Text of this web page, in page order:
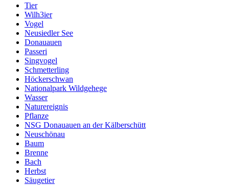
Tier
Wilh3ier
Vogel
Neusiedler See
Donauauen
Passeri
Singvogel
Schmetterling
Höckerschwan
Nationalpark Wildgehege
Wasser
Naturereignis
Pflanze
NSG Donauauen an der Kälberschütt
Neuschönau
Baum
Brenne
Bach
Herbst
Säugetier